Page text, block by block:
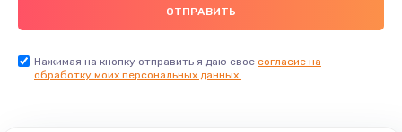
Нажимая на кнопку отправить я даю свое согласие на
обработку моих персональных данных.